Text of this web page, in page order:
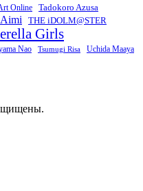
Online Tadokoro Azusa
THE iDOLM@STER
Girls
Nao Tsumugi Risa Uchida Maaya